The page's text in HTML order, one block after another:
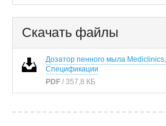
Скачать файлы
Дозатор пенного мыла
Спецификации
PDF / 357,8 КБ